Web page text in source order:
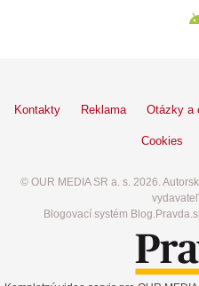
Kontakty Reklama Otázky a
Cookies
© OUR MEDIA SR a. s. 2026.
vydavateľ,
Blogovací systém